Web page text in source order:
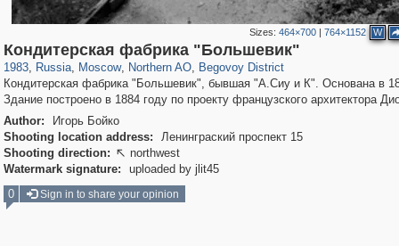
Sizes:464×700 |764×1152 W
Кондитерская фабрика "Большевик"
1983, Russia
1,406,799 29,243
, Moscow
319,864 8,286
, Northern AO
22,540 598
, Begovoy District
2,822 103
Кондитерская фабрика "Большевик", бывшая "А.Сиу и К". Основана в
Здание построено в 1884 году по проекту французского архитектора
Author:
Игорь Бойко
Shooting location address:
Ленинграский проспект 15
Shooting direction:  northwest
Watermark signature:
uploaded by jlit45
0
Sign in to share your opinion